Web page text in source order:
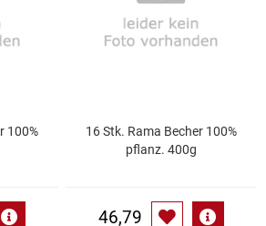
100%
16 Stk. Rama Becher 100%
pflanz. 400g
46,79